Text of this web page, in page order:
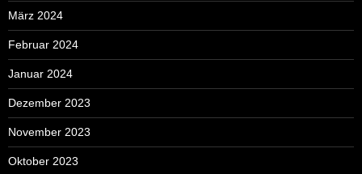
März 2024
Februar 2024
Januar 2024
Dezember 2023
November 2023
Oktober 2023